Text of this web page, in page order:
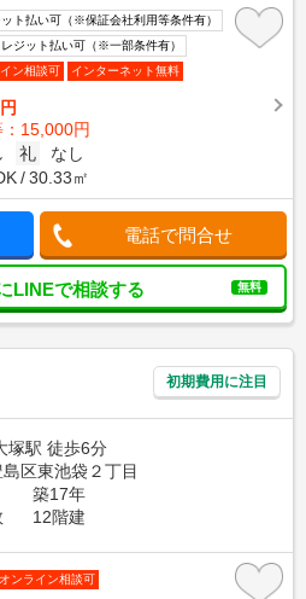
ト払い可（※保証会社利用等条件有）
ジット払い可（※一部条件有）
ン相談可
インターネット無料
15,000円
礼
なし
30.33㎡
電話で問合せ
LINEで相談する 無料
初期費用に注目
塚駅 徒歩6分
区東池袋２丁目
築17年
12階建
ンライン相談可